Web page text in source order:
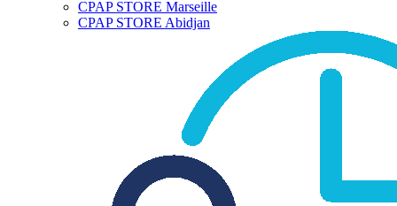
CPAP STORE Marseille
CPAP STORE Abidjan